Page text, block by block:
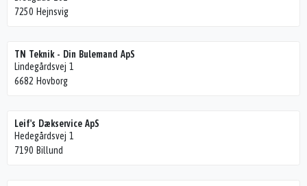
7250 Hejnsvig
TN Teknik - Din Bulemand ApS
Lindegårdsvej 1
6682 Hovborg
Leif's Dækservice ApS
Hedegårdsvej 1
7190 Billund